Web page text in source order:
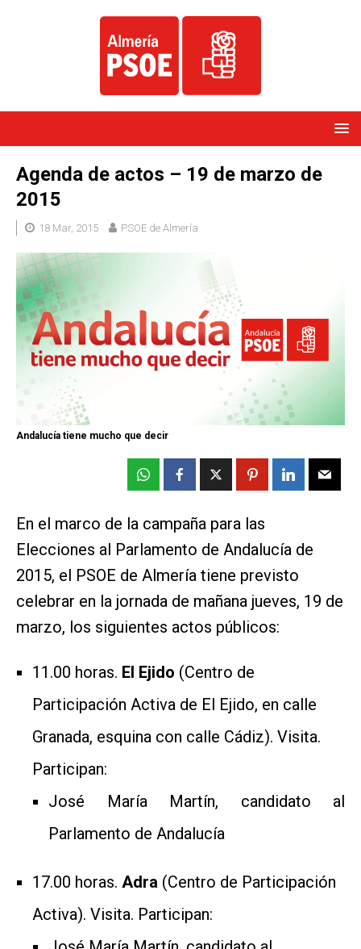
Agenda de actos – 19 de marzo de
2015
18 Mar, 2015 PSOE de Almería
Andalucía tiene mucho que decir
En el marco de la campaña para las
Elecciones al Parlamento de Andalucía de
2015, el PSOE de Almería tiene previsto
celebrar en la jornada de mañana jueves, 19 de
marzo, los siguientes actos públicos:
11.00 horas. El Ejido (Centro de
Participación Activa de El Ejido, en calle
Granada, esquina con calle Cádiz). Visita.
Participan:
José María Martín, candidato al
Parlamento de Andalucía
17.00 horas. Adra (Centro de Participación
Activa). Visita. Participan: